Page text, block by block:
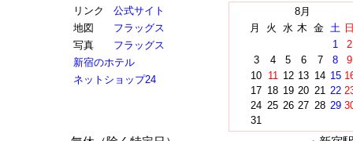
リンク
公式サイト
地図
フラッグス
写真
フラッグス
新宿のホテル
ネットショップ24
8月
月
火 水 木 金 土
1
2
3
4 5 6 7 8
9
10 11 12 13 14 15
17 18 19 20 21 22
24 25 26 27 28 29
31